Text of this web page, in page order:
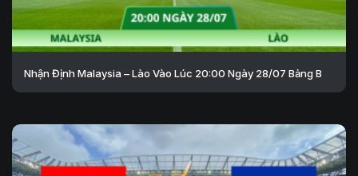
Nhận Định Malaysia – Lào Vào Lúc 20:00 Ngày 28/07 Bảng B